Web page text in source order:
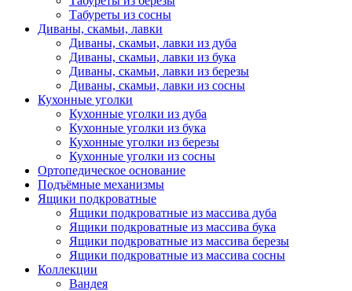
Табуреты из сосны
Диваны, скамьи, лавки
Диваны, скамьи, лавки из дуба
Диваны, скамьи, лавки из бука
Диваны, скамьи, лавки из березы
Диваны, скамьи, лавки из сосны
Кухонные уголки
Кухонные уголки из дуба
Кухонные уголки из бука
Кухонные уголки из березы
Кухонные уголки из сосны
Ортопедическое основание
Подъёмные механизмы
Ящики подкроватные
Ящики подкроватные из массива дуба
Ящики подкроватные из массива бука
Ящики подкроватные из массива березы
Ящики подкроватные из массива сосны
Коллекции
Вандея